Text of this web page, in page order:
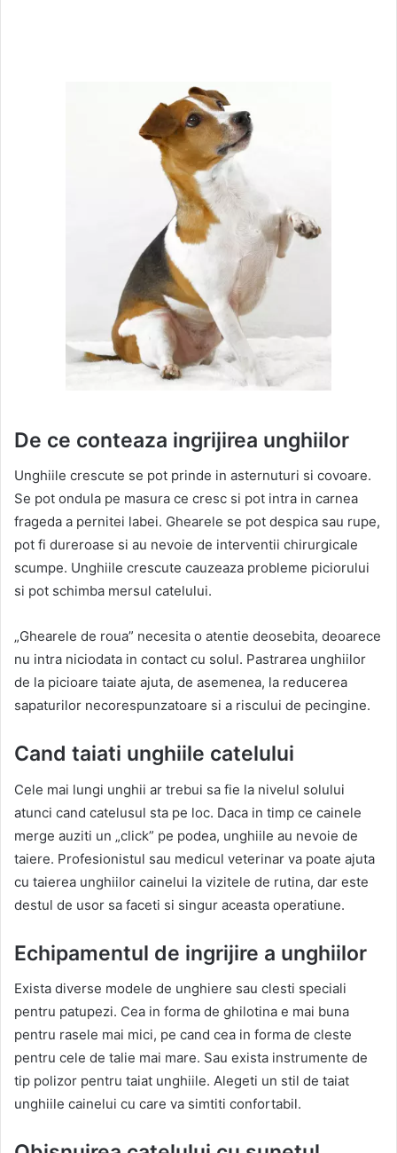
De ce conteaza ingrijirea unghiilor
Unghiile crescute se pot prinde in asternuturi si covoare.
Se pot ondula pe masura ce cresc si pot intra in carnea
frageda a pernitei labei. Ghearele se pot despica sau rupe,
pot fi dureroase si au nevoie de interventii chirurgicale
scumpe. Unghiile crescute cauzeaza probleme piciorului
si pot schimba mersul catelului.
„Ghearele de roua” necesita o atentie deosebita, deoarece
nu intra niciodata in contact cu solul. Pastrarea unghiilor
de la picioare taiate ajuta, de asemenea, la reducerea
sapaturilor necorespunzatoare si a riscului de pecingine.
Cand taiati unghiile catelului
Cele mai lungi unghii ar trebui sa fie la nivelul solului
atunci cand catelusul sta pe loc. Daca in timp ce cainele
merge auziti un „click” pe podea, unghiile au nevoie de
taiere. Profesionistul sau medicul veterinar va poate ajuta
cu taierea unghiilor cainelui la vizitele de rutina, dar este
destul de usor sa faceti si singur aceasta operatiune.
Echipamentul de ingrijire a unghiilor
Exista diverse modele de unghiere sau clesti speciali
pentru patupezi. Cea in forma de ghilotina e mai buna
pentru rasele mai mici, pe cand cea in forma de cleste
pentru cele de talie mai mare. Sau exista instrumente de
tip polizor pentru taiat unghiile. Alegeti un stil de taiat
unghiile cainelui cu care va simtiti confortabil.